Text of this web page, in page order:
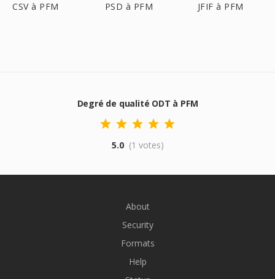
CSV à PFM PSD à PFM JFIF à PFM
Degré de qualité ODT à PFM
5.0 (1 votes)
About
Security
Formats
Help